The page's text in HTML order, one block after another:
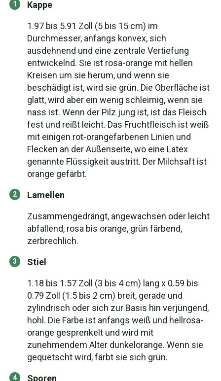
Kappe
1.97 bis 5.91 Zoll (5 bis 15 cm) im
Durchmesser, anfangs konvex, sich
ausdehnend und eine zentrale Vertiefung
entwickelnd. Sie ist rosa-orange mit hellen
Kreisen um sie herum, und wenn sie
beschädigt ist, wird sie grün. Die Oberfläche ist
glatt, wird aber ein wenig schleimig, wenn sie
nass ist. Wenn der Pilz jung ist, ist das Fleisch
fest und reißt leicht. Das Fruchtfleisch ist weiß
mit einigen rot-orangefarbenen Linien und
Flecken an der Außenseite, wo eine Latex
genannte Flüssigkeit austritt. Der Milchsaft ist
orange gefärbt.
Lamellen
Zusammengedrängt, angewachsen oder leicht
abfallend, rosa bis orange, grün färbend,
zerbrechlich.
Stiel
1.18 bis 1.57 Zoll (3 bis 4 cm) lang x 0.59 bis
0.79 Zoll (1.5 bis 2 cm) breit, gerade und
zylindrisch oder sich zur Basis hin verjüngend,
hohl. Die Farbe ist anfangs weiß und hellrosa-
orange gesprenkelt und wird mit
zunehmendem Alter dunkelorange. Wenn sie
gequetscht wird, färbt sie sich grün.
Sporen